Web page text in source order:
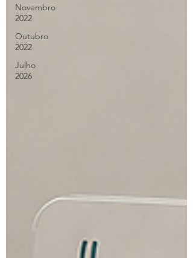
Novembro
2022
Outubro
2022
Julho
2026